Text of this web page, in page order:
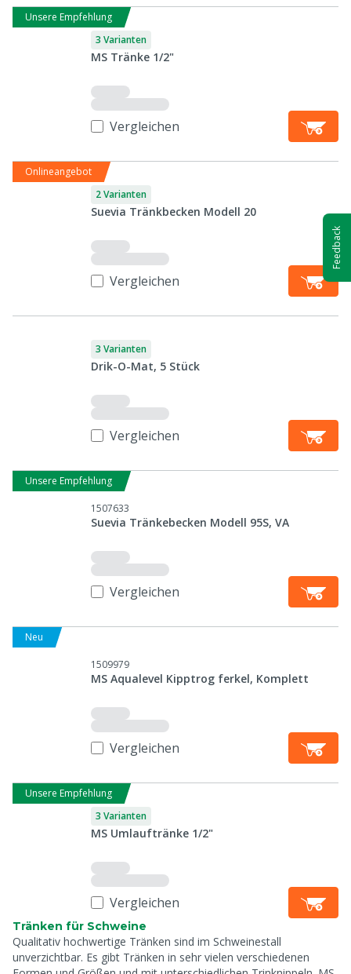
Unsere Empfehlung
3 Varianten
MS Tränke 1/2"
Vergleichen
Onlineangebot
2 Varianten
Suevia Tränkbecken Modell 20
Vergleichen
3 Varianten
Drik-O-Mat, 5 Stück
Vergleichen
Unsere Empfehlung
1507633
Suevia Tränkebecken Modell 95S, VA
Vergleichen
Neu
1509979
MS Aqualevel Kipptrog ferkel, Komplett
Vergleichen
Unsere Empfehlung
3 Varianten
MS Umlauftränke 1/2"
Vergleichen
Tränken für Schweine
Qualitativ hochwertige Tränken sind im Schweinestall
unverzichtbar. Es gibt Tränken in sehr vielen verschiedenen
Feedback